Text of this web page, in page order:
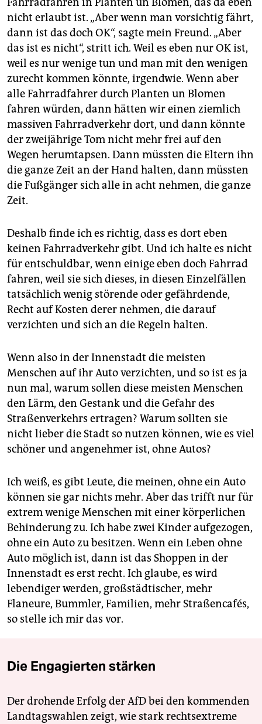
nicht erlaubt ist. „Aber wenn man vorsichtig fährt,
dann ist das doch OK“, sagte mein Freund. „Aber
das ist es nicht“, stritt ich. Weil es eben nur OK ist,
weil es nur wenige tun und man mit den wenigen
zurecht kommen könnte, irgendwie. Wenn aber
alle Fahrradfahrer durch Planten un Blomen
fahren würden, dann hätten wir einen ziemlich
massiven Fahrradverkehr dort, und dann könnte
der zweijährige Tom nicht mehr frei auf den
Wegen herumtapsen. Dann müssten die Eltern ihn
die ganze Zeit an der Hand halten, dann müssten
die Fußgänger sich alle in acht nehmen, die ganze
Zeit.
Deshalb finde ich es richtig, dass es dort eben
keinen Fahrradverkehr gibt. Und ich halte es nicht
für entschuldbar, wenn einige eben doch Fahrrad
fahren, weil sie sich dieses, in diesen Einzelfällen
tatsächlich wenig störende oder gefährdende,
Recht auf Kosten derer nehmen, die darauf
verzichten und sich an die Regeln halten.
Wenn also in der Innenstadt die meisten
Menschen auf ihr Auto verzichten, und so ist es ja
nun mal, warum sollen diese meisten Menschen
den Lärm, den Gestank und die Gefahr des
Straßenverkehrs ertragen? Warum sollten sie
nicht lieber die Stadt so nutzen können, wie es viel
schöner und angenehmer ist, ohne Autos?
Ich weiß, es gibt Leute, die meinen, ohne ein Auto
können sie gar nichts mehr. Aber das trifft nur für
extrem wenige Menschen mit einer körperlichen
Behinderung zu. Ich habe zwei Kinder aufgezogen,
ohne ein Auto zu besitzen. Wenn ein Leben ohne
Auto möglich ist, dann ist das Shoppen in der
Innenstadt es erst recht. Ich glaube, es wird
lebendiger werden, großstädtischer, mehr
Flaneure, Bummler, Familien, mehr Straßencafés,
so stelle ich mir das vor.
Die Engagierten stärken
Der drohende Erfolg der AfD bei den kommenden
Landtagswahlen zeigt, wie stark rechtsextreme